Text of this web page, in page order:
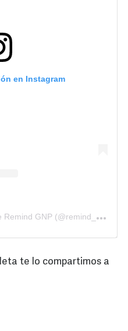
en Instagram
U
na publicación compartida de Remind GNP (@remind_gnp)
te lo compartimos a